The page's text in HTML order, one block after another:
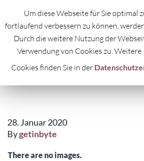
SPARKLING
28. Januar 2020
Bygetinbyte
There are no images.
Um diese Webseite für Sie optimal
fortlaufend verbessern zu können,
Durch die weitere Nutzung der
Verwendung von Cookies zu.
Cookies finden Sie in der